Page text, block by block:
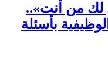
لك من أنت»..
بأسئلة